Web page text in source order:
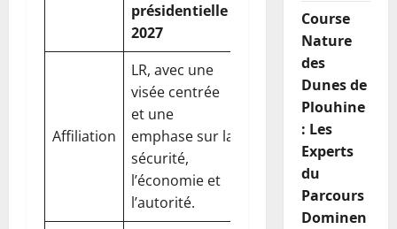
présidentielle
2027
Affiliation
LR, avec une
visée centrée
et une
emphase sur la
sécurité,
l’économie et
l’autorité.
Course
Nature
des
Dunes de
Plouhine
: Les
Experts
du
Parcours
Dominen